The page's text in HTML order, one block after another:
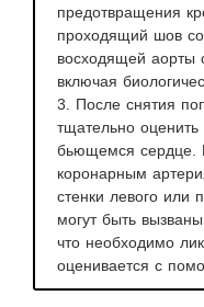
предотвращения
проходящий шов
восходящей аорты
включая
3. После снятия
тщательно
бьющемся сердце.
коронарным
стенки левого или
могут быть
что необходимо
оценивается с